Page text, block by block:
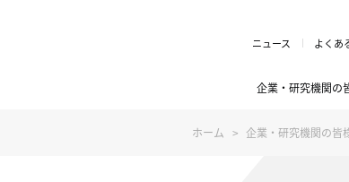
ニュース よくあ
企業・研究機関の
ホーム 企業・研究機関の皆